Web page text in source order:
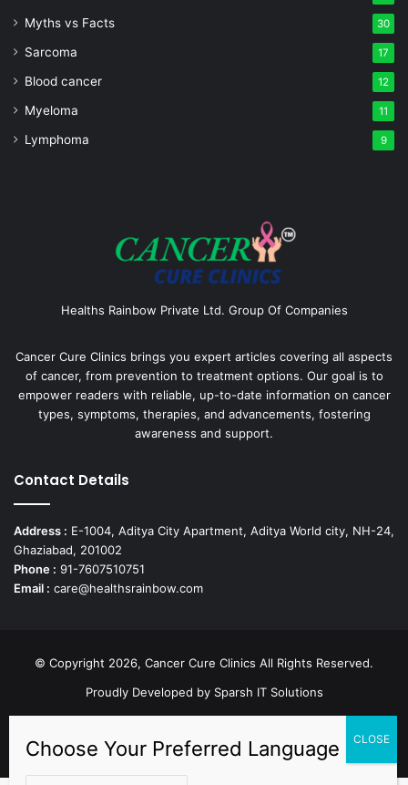
Myths vs Facts 30
Sarcoma 17
Blood cancer 12
Myeloma 11
Lymphoma 9
Healths Rainbow Private Ltd. Group Of Companies
Cancer Cure Clinics brings you expert articles covering all aspects
of cancer, from prevention to treatment options. Our goal is to
empower readers with reliable, up-to-date information on cancer
types, symptoms, therapies, and advancements, fostering
awareness and support.
Contact Details
Address : E-1004, Aditya City Apartment, Aditya World city, NH-24,
Ghaziabad, 201002
Phone : 91-7607510751
Email : care@healthsrainbow.com
© Copyright 2026, Cancer Cure Clinics All Rights Reserved.
Proudly Developed by Sparsh IT Solutions
Facebook PinterestLinkedIn Instagram
TikTok